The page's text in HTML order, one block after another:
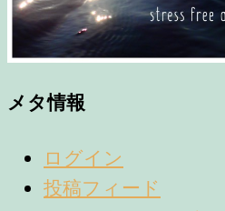
メタ情報
ログイン
投稿フィード